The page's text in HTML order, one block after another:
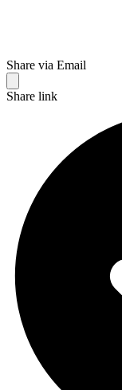
Share via Email
Share link